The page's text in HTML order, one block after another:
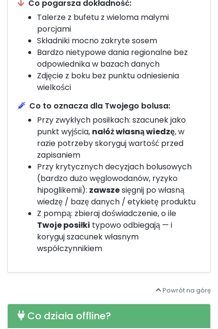
Co pogarsza dokładność:
Talerze z bufetu z wieloma małymi
porcjami
Składniki mocno zakryte sosem
Bardzo nietypowe dania regionalne bez
odpowiednika w bazach danych
Zdjęcie z boku bez punktu odniesienia
wielkości
Co to oznacza dla Twojego bolusa:
Przy zwykłych posiłkach: szacunek jako
punkt wyjścia, nałóż własną wiedzę, w
razie potrzeby skoryguj wartość przed
zapisaniem
Przy krytycznych decyzjach bolusowych
(bardzo dużo węglowodanów, ryzyko
hipoglikemii): zawszesięgnij po własną
wiedzę / bazę danych / etykietę produktu
Z pompą: zbieraj doświadczenie, o ile
Twoje posiłki typowo odbiegają — i
koryguj szacunek własnym
współczynnikiem
Powrót na górę
Co działa offline?